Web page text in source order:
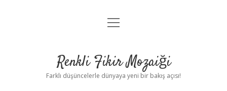
Anasayfa
Yasal Uyarı
menüyü
Renkli Fikir Mozaiği
Farklı düşüncelerle dünyaya yeni bir bakış açısı!